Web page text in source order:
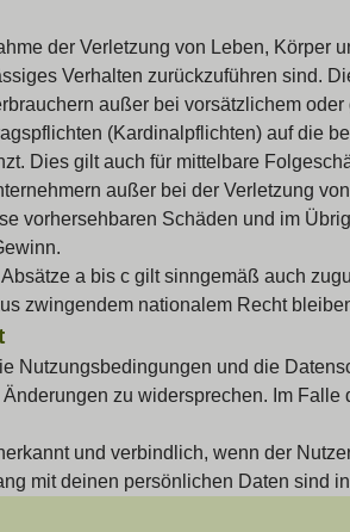
der Verletzung von Leben,
Verhalten zurückzuführen sind.
außer bei vorsätzlichem
(Kardinalpflichten) auf die
Dies gilt auch für mittelbare
außer bei der Verletzung
vorhersehbaren Schäden und im
a bis c gilt sinngemäß auch
zwingendem nationalem Recht
Nutzungsbedingungen und die
zu widersprechen. Im
und verbindlich, wenn der
mit deinen persönlichen Daten sind